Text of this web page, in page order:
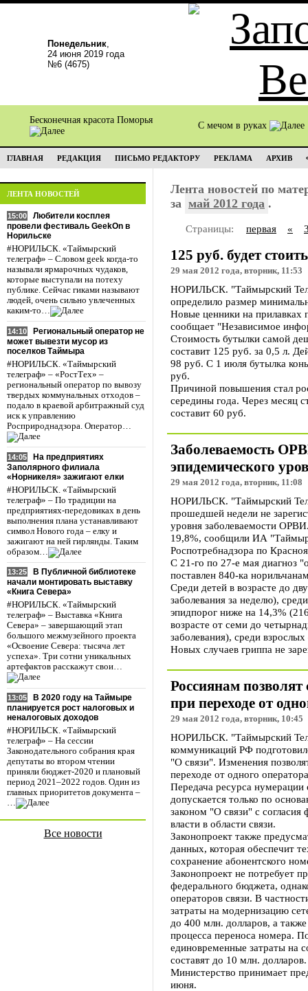
Понедельник,
24 июня 2019 года
№6 (4675)
Бесконечная красота Поморья
С мечом в руках
ГЛАВНАЯ РЕДАКЦИЯ ПИСЬМО РЕДАКТОРУ РЕКЛАМА АРХИВ
ЛЕНТА НОВОСТЕЙ
15:00
Любители косплея
провели фестиваль GeekOn в
Норильске
#НОРИЛЬСК. «Таймырский
телеграф» – Словом geek когда-то
называли ярмарочных чудаков,
которые выступали на потеху
публике. Сейчас гиками называют
людей, очень сильно увлеченных
каким-то…
14:10
Региональный оператор не
может вывезти мусор из
поселков Таймыра
#НОРИЛЬСК. «Таймырский
телеграф» – «РостТех» –
региональный оператор по вывозу
твердых коммунальных отходов –
подало в краевой арбитражный суд
иск к управлению
Росприроднадзора. Оператор…
14:05
На предприятиях
Заполярного филиала
«Норникеля» зажигают елки
#НОРИЛЬСК. «Таймырский
телеграф» – По традиции на
предприятиях-передовиках в день
выполнения плана устанавливают
символ Нового года – елку и
зажигают на ней гирлянды. Таким
образом…
13:25
В Публичной библиотеке
начали монтировать выставку
«Книга Севера»
#НОРИЛЬСК. «Таймырский
телеграф» – Выставка «Книга
Севера» – завершающий этап
большого межмузейного проекта
«Освоение Севера: тысяча лет
успеха». Три сотни уникальных
артефактов расскажут свои…
13:05
В 2020 году на Таймыре
планируется рост налоговых и
неналоговых доходов
#НОРИЛЬСК. «Таймырский
телеграф» – На сессии
Законодательного собрания края
депутаты во втором чтении
приняли бюджет-2020 и плановый
период 2021–2022 годов. Один из
главных приоритетов документа –
…
Все новости
Лента новостей по
за май 2012 года .
Страницы: первая «
125 руб. будет
29 мая 2012 года, вторник, 11:53
НОРИЛЬСК. "Таймырский
определило размер
Новые ценники на прилавках
сообщает "Независимое
Стоимость бутылки самой
составит 125 руб. за 0,5 л.
98 руб. С 1 июля бутылка
руб.
Причиной повышения стал
середины года. Через месяц
составит 60 руб.
Заболеваемость
эпидемического
29 мая 2012 года, вторник, 11:08
НОРИЛЬСК. "Таймырский
прошедшей недели не
уровня заболеваемости
19,8%, сообщили ИА
Роспотребнадзора по
С 21-го по 27-е мая диагноз
поставлен 840-ка
Среди детей в возрасте до
заболевания за неделю),
эпидпорог ниже на 14,3%
возрасте от семи до
заболевания), среди
Новых случаев гриппа не
Россиянам
при переходе от
29 мая 2012 года, вторник, 10:45
НОРИЛЬСК. "Таймырский
коммуникаций РФ
"О связи". Изменения
переходе от одного
Передача ресурса
допускается только по
законом "О связи" с согласия
власти в области связи.
Законопроект также
данных, которая обеспечит
сохранение абонентского
Законопроект не потребует
федерального бюджета,
операторов связи. В
затраты на модернизацию
до 400 млн. долларов, а
процесса переноса номера.
единовременные затраты на
составят до 10 млн. долларов.
Министерство принимает
июня.